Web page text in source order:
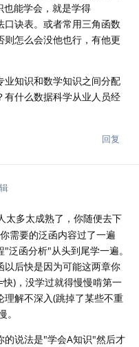
也能学会，就是学得
诀表。或者常用三角函数
怎么会没他也行，有他更
业知识和数学知识之间分配
有什么数据科学从业人员经
回复
太多太成熟了，你随便去下
需要的泛函内容过了一遍
泛函分析"从头到尾学一遍。
以后快是因为可能这两章你
)，没学过就得慢慢啃第一
解不深入(跳掉了某些不重
的说法是"学会A知识"然后才